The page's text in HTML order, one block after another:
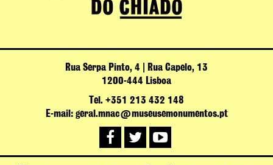
Rua Serpa Pinto, 4 | Rua Capelo, 13
1200-444 Lisboa
Tel. +351 213 432 148
E-mail: geral.mnac@museusemonumentos.pt